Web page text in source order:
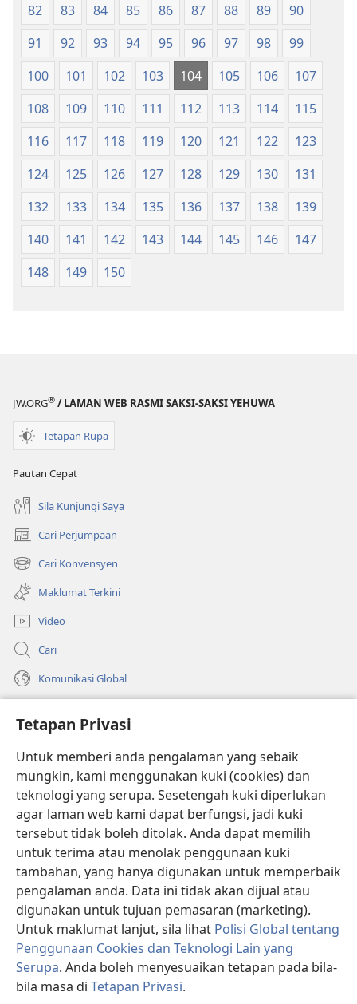
Tetapan Privasi
Untuk memberi anda pengalaman yang sebaik
mungkin, kami menggunakan kuki (cookies) dan
teknologi yang serupa. Sesetengah kuki diperlukan
agar laman web kami dapat berfungsi, jadi kuki
tersebut tidak boleh ditolak. Anda dapat memilih
untuk terima atau menolak penggunaan kuki
tambahan, yang hanya digunakan untuk memperbaik
pengalaman anda. Data ini tidak akan dijual atau
digunakan untuk tujuan pemasaran (marketing).
Untuk maklumat lanjut, sila lihat Polisi Global tentang
Penggunaan Cookies dan Teknologi Lain yang
Serupa. Anda boleh menyesuaikan tetapan pada bila-
bila masa di Tetapan Privasi.
82
83 84 85 86 87 88 89
90
91
92 93 94 95 96 97 98
99
100
101 102 103 104 105 106
107
108
109 110 111 112 113 114
115
116
117 118 119 120 121 122
123
124
125 126 127 128 129 130
131
132
133 134 135 136 137 138
139
140
141 142 143 144 145 146
147
148
149 150
JW.ORG® / LAMAN WEB RASMI SAKSI-SAKSI YEHUWA
Tetapan Rupa
Pautan Cepat
Sila Kunjungi Saya
Cari Perjumpaan
(membuka
tetingkap
baharu)
Cari Konvensyen
(membuka
tetingkap
baharu)
Maklumat Terkini
Video
Cari
Komunikasi Global
(membuka
tetingkap
baharu)PERPUSTAKAAN DALAM TALIAN Watchtower
(membuka
tetingkap
baharu)JW Hub
(membuka
tetingkap
baharu)
®
Watchtower Library®
Copyright© 2026 Watch Tower Bible and Tract Society of Pennsylvania.
SYARAT PENGGUNAAN